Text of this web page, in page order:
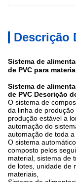
Descrição
Sistema de
de PVC para
Sistema de
de PVC Descrição
O sistema de
da linha de
produção estável a
automação do
automação de toda a
O sistema
composto pelos
material, sistema de
de lotes, unidade de
materiais,